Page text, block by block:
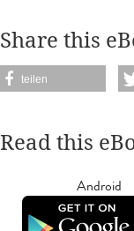
Share this
teilen
Read this
Android